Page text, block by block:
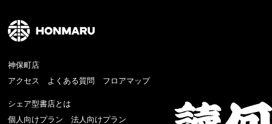
神保町店
アクセス
よくある質問 フロアマップ
シェア型書店とは
個人向けプラン
法人向けプラン